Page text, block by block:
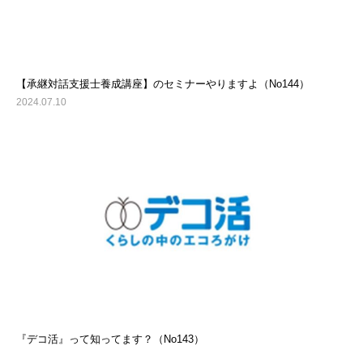
【承継対話支援士養成講座】のセミナーやりますよ（No144）
2024.07.10
『デコ活』って知ってます？（No143）